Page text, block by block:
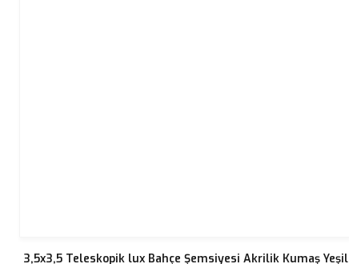
3,5x3,5 Teleskopik lux Bahçe Şemsiyesi Akrilik Kumaş Yeşil